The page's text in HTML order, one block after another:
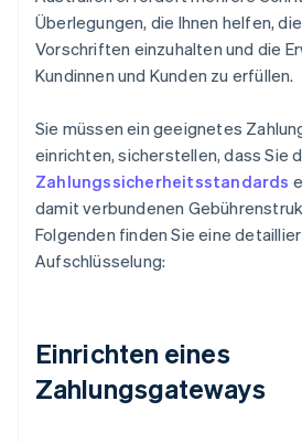
Überlegungen, die Ihnen helfen,
Vorschriften einzuhalten und die
Kundinnen und Kunden zu erfüllen.
Sie müssen ein geeignetes
einrichten, sicherstellen, dass Sie
Zahlungssicherheitsstandards
damit verbundenen
Folgenden finden Sie eine
Aufschlüsselung:
Einrichten eines
Zahlungsgateways